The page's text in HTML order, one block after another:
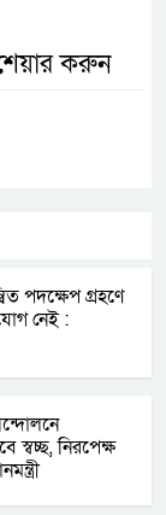
করুন
পদক্ষেপ গ্রহণে
নেই :
স্বচ্ছ, নিরপেক্ষ